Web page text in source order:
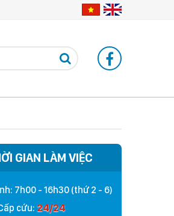
GIAN LÀM VIỆC
7h00 - 16h30 (thứ 2 - 6)
cứu: 24/24